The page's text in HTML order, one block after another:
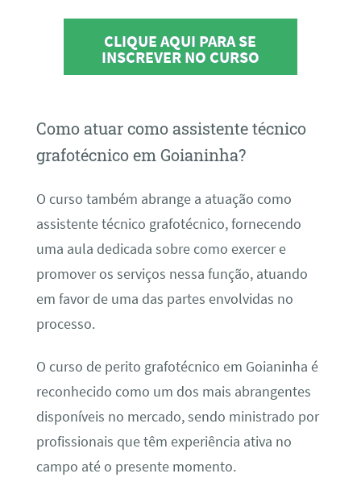
CLIQUE AQUI PARA SE
INSCREVER NO CURSO
Como atuar como assistente técnico
grafotécnico em Goianinha?
O curso também abrange a atuação como
assistente técnico grafotécnico, fornecendo
uma aula dedicada sobre como exercer e
promover os serviços nessa função, atuando
em favor de uma das partes envolvidas no
processo.
O curso de perito grafotécnico em Goianinha é
reconhecido como um dos mais abrangentes
disponíveis no mercado, sendo ministrado por
profissionais que têm experiência ativa no
campo até o presente momento.